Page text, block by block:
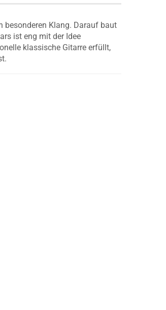
besonderen Klang. Darauf baut
ist eng mit der Idee
klassische Gitarre erfüllt,